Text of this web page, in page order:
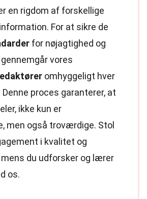
en rigdom af forskellige
For at sikre de
for nøjagtighed og
vores
omhyggeligt hver
proces garanterer, at
ikke kun er
men også troværdige. Stol
i kvalitet og
du udforsker og lærer
os.